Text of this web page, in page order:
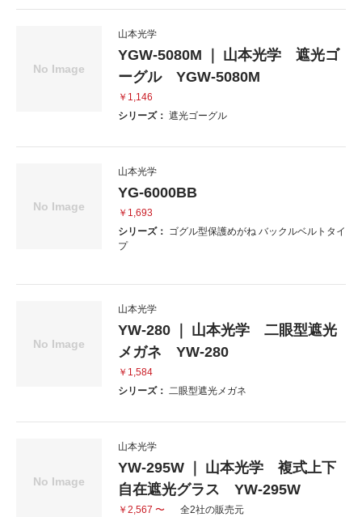
山本光学
YGW-5080M ｜ 山本光学 遮光ゴ
ーグル YGW-5080M
￥1,146
シリーズ： 遮光ゴーグル
山本光学
YG-6000BB
￥1,693
シリーズ： ゴグル型保護めがね バックルベルトタイ
プ
山本光学
YW-280 ｜ 山本光学 二眼型遮光
メガネ YW-280
￥1,584
シリーズ： 二眼型遮光メガネ
山本光学
YW-295W ｜ 山本光学 複式上下
自在遮光グラス YW-295W
￥2,567 〜
全2社の販売元